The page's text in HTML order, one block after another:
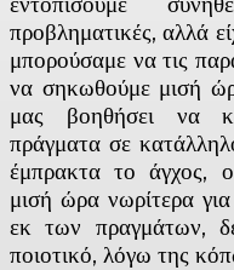
προβληματικές, αλλά
μπορούσαμε να τις
να σηκωθούμε μισή
μας βοηθήσει να
πράγματα σε
έμπρακτα το άγχος,
μισή ώρα νωρίτερα
εκ των πραγμάτων,
ποιοτικό, λόγω της